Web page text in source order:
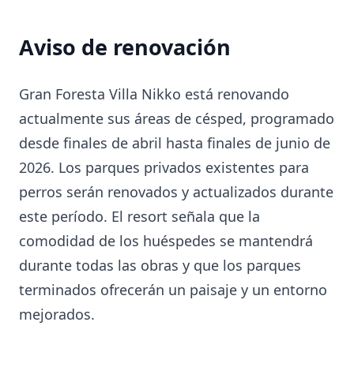
Aviso de renovación
Gran Foresta Villa Nikko está renovando
actualmente sus áreas de césped, programado
desde finales de abril hasta finales de junio de
2026. Los parques privados existentes para
perros serán renovados y actualizados durante
este período. El resort señala que la
comodidad de los huéspedes se mantendrá
durante todas las obras y que los parques
terminados ofrecerán un paisaje y un entorno
mejorados.